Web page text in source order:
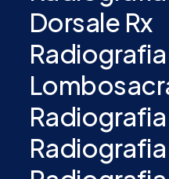
Dorsale Rx
Radiografia